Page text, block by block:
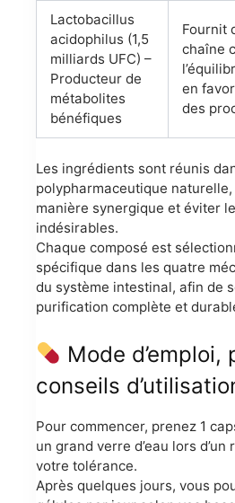
Lactobacillus
acidophilus (1,5
milliards UFC) –
Producteur de
métabolites
bénéfiques
Fournit
chaîne
en
des
Les ingrédients sont réunis
polypharmaceutique
manière synergique et éviter
indésirables.
Chaque composé est
spécifique dans les quatre
du système intestinal, afin de
purification complète et
Mode d’emploi,
conseils
Pour commencer, prenez 1
un grand verre d’eau lors d’un
votre tolérance.
Après quelques jours, vous